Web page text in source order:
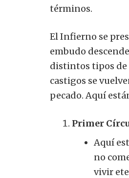
términos.
El Infierno se
embudo
distintos tipos de
castigos se
pecado. Aquí
Primer
Aquí
no
vivir